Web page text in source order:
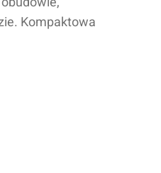
Kompaktowa